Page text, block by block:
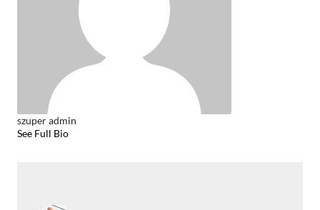
szuper admin
See Full Bio